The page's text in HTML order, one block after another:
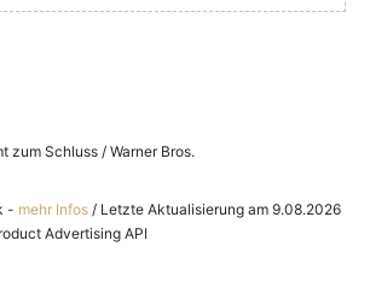
zum Schluss / Warner Bros.
- mehr Infos / Letzte Aktualisierung am 9.08.2026
Advertising API